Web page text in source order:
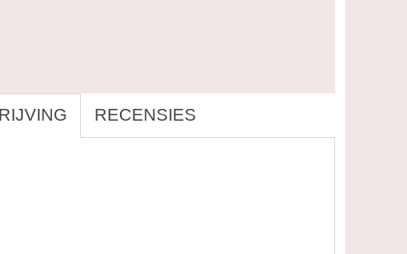
RECENSIES